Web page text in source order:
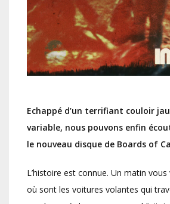
Echappé d’un terrifiant couloir
variable, nous pouvons enfin
le nouveau disque de Boards of
L’histoire est connue. Un matin
où sont les voitures volantes qui